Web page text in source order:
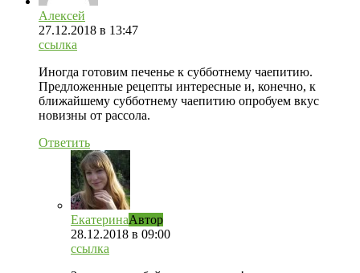
Алексей
27.12.2018 в 13:47
ссылка
Иногда готовим печенье к субботнему чаепитию.
Предложенные рецепты интересные и, конечно, к
ближайшему субботнему чаепитию опробуем вкус
новизны от рассола.
Ответить
ЕкатеринаАвтор
28.12.2018 в 09:00
ссылка